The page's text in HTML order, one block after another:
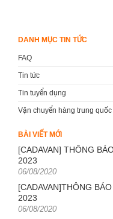
DANH MỤC TIN TỨC
FAQ
Tin tức
Tin tuyển dụng
Vận chuyển hàng trung quốc
BÀI VIẾT MỚI
[CADAVAN] THÔNG
2023
Posted
06/08/2020
[CADAVAN]THÔNG
2023
Posted
06/08/2020